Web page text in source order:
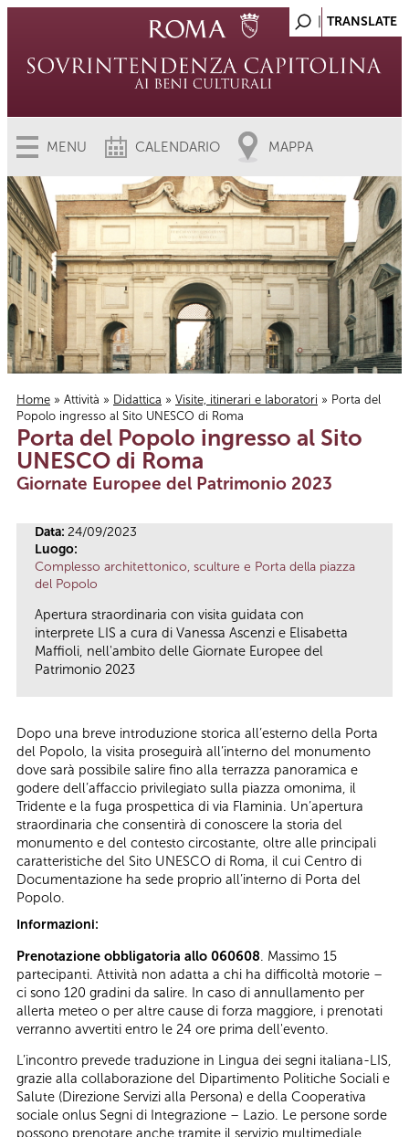
MENU CALENDARIO MAPPA
Tu sei qui
Home » Attività » Didattica » Visite, itinerari e laboratori » Porta del
Popolo ingresso al Sito UNESCO di Roma
Porta del Popolo ingresso al Sito
UNESCO di Roma
Giornate Europee del Patrimonio 2023
Data: 24/09/2023
Luogo:
Complesso architettonico, sculture e Porta della piazza
del Popolo
Apertura straordinaria con visita guidata con
interprete LIS a cura di Vanessa Ascenzi e Elisabetta
Maffioli, nell'ambito delle Giornate Europee del
Patrimonio 2023
Dopo una breve introduzione storica all’esterno della Porta
del Popolo, la visita proseguirà all’interno del monumento
dove sarà possibile salire fino alla terrazza panoramica e
godere dell’affaccio privilegiato sulla piazza omonima, il
Tridente e la fuga prospettica di via Flaminia. Un’apertura
straordinaria che consentirà di conoscere la storia del
monumento e del contesto circostante, oltre alle principali
caratteristiche del Sito UNESCO di Roma, il cui Centro di
Documentazione ha sede proprio all’interno di Porta del
Popolo.
Informazioni:
Prenotazione obbligatoria allo 060608. Massimo 15
partecipanti. Attività non adatta a chi ha difficoltà motorie –
ci sono 120 gradini da salire. In caso di annullamento per
allerta meteo o per altre cause di forza maggiore, i prenotati
verranno avvertiti entro le 24 ore prima dell'evento.
L’incontro prevede traduzione in Lingua dei segni italiana-LIS,
grazie alla collaborazione del Dipartimento Politiche Sociali e
Salute (Direzione Servizi alla Persona) e della Cooperativa
sociale onlus Segni di Integrazione – Lazio. Le persone sorde
possono prenotare anche tramite il servizio multimediale